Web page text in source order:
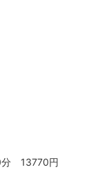
分 13770円